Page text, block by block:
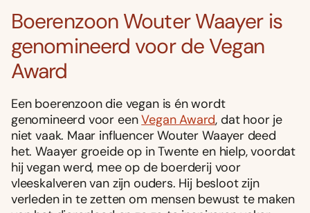
Boerenzoon Wouter Waayer is
genomineerd voor de Vegan
Award
Een boerenzoon die vegan is én wordt
genomineerd voor eenVegan Award, dat hoor je
niet vaak. Maar influencer Wouter Waayer deed
het. Waayer groeide op in Twente en hielp, voordat
hij vegan werd, mee op de boerderij voor
vleeskalveren van zijn ouders. Hij besloot zijn
verleden in te zetten om mensen bewust te maken